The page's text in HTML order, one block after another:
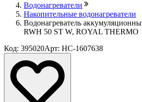
Водонагреватели
Накопительные водонагреватели
Водонагреватель
RWH 50 ST W, ROYAL THERMO
Код: 395020Арт: НС-1607638